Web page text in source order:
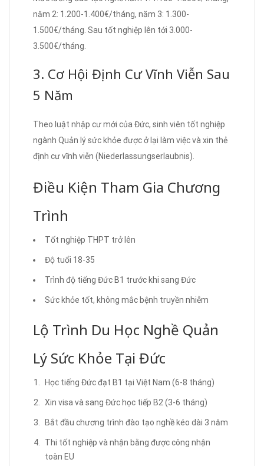
năm 2: 1.200-1.400€/tháng, năm 3: 1.300-
1.500€/tháng. Sau tốt nghiệp lên tới 3.000-
3.500€/tháng.
3. Cơ Hội Định Cư Vĩnh Viễn Sau
5 Năm
Theo luật nhập cư mới của Đức, sinh viên tốt nghiệp
ngành Quản lý sức khỏe được ở lại làm việc và xin thẻ
định cư vĩnh viễn (Niederlassungserlaubnis).
Điều Kiện Tham Gia Chương
Trình
Tốt nghiệp THPT trở lên
Độ tuổi 18-35
Trình độ tiếng Đức B1 trước khi sang Đức
Sức khỏe tốt, không mắc bệnh truyền nhiễm
Lộ Trình Du Học Nghề Quản
Lý Sức Khỏe Tại Đức
Học tiếng Đức đạt B1 tại Việt Nam (6-8 tháng)
Xin visa và sang Đức học tiếp B2 (3-6 tháng)
Bắt đầu chương trình đào tạo nghề kéo dài 3 năm
Thi tốt nghiệp và nhận bằng được công nhận
toàn EU